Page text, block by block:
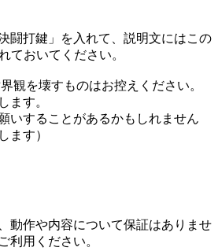
闘打鍵」を入れて、説明文にはこの
ておいてください。
観を壊すものはお控えください。
ます。
いすることがあるかもしれません
ます）
動作や内容について保証はありませ
利用ください。